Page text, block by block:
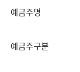
예금주명
예금주구분